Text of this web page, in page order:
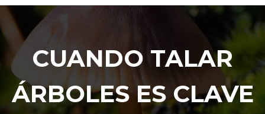
CUANDO TALAR
ÁRBOLES ES CLAVE